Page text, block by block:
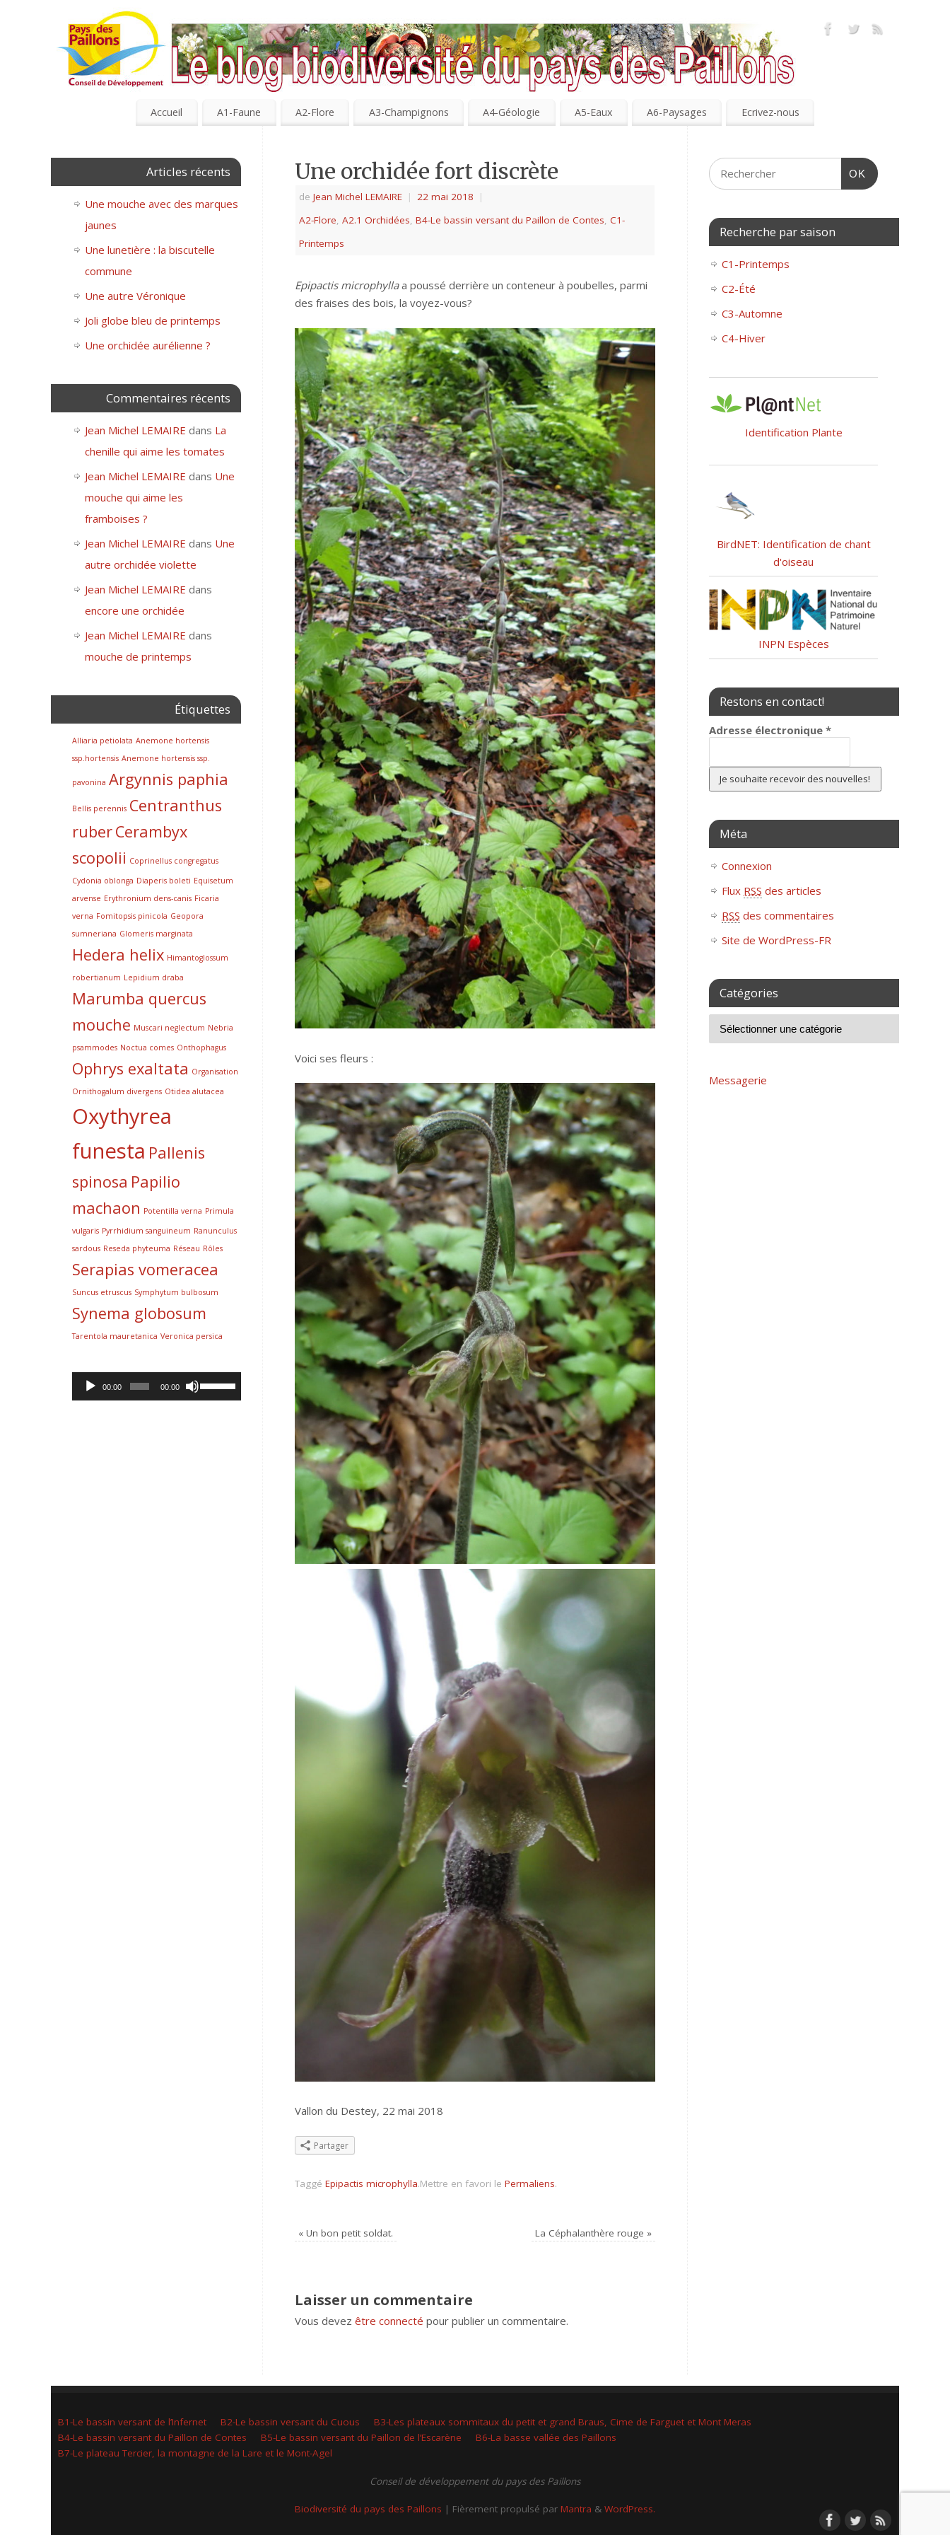
Accueil A1-Faune A2-Flore A3-Champignons A4-Géologie A5-Eaux A6-Paysages Ecrivez-nous
Une orchidée fort discrète
de Jean Michel LEMAIRE | 22 mai 2018
|
A2-Flore, A2.1 Orchidées, B4-Le bassin versant du Paillon de Contes, C1-
Printemps
Epipactis microphyllaa poussé derrière un conteneur à poubelles, parmi
des fraises des bois, la voyez-vous?
Voici ses fleurs :
Vallon du Destey, 22 mai 2018
Partager
Taggé Epipactis microphylla.Mettre en favori le Permaliens.
« Un bon petit soldat. La Céphalanthère rouge »
Laisser un commentaire
Vous devez être connecté pour publier un commentaire.
Articles récents
Une mouche avec des marques
jaunes
Une lunetière : la biscutelle
commune
Une autre Véronique
Joli globe bleu de printemps
Une orchidée aurélienne ?
Commentaires récents
Jean Michel LEMAIRE dans La
chenille qui aime les tomates
Jean Michel LEMAIRE dans Une
mouche qui aime les
framboises ?
Jean Michel LEMAIRE dans Une
autre orchidée violette
Jean Michel LEMAIRE dans
encore une orchidée
Jean Michel LEMAIRE dans
mouche de printemps
Étiquettes
Alliaria petiolata Anemone hortensis
ssp.hortensis Anemone hortensis ssp.
pavonina Argynnis paphia
Bellis perennis Centranthus
ruberCerambyx
scopolii Coprinellus congregatus
Cydonia oblonga Diaperis boleti Equisetum
arvense Erythronium dens-canis Ficaria
verna Fomitopsis pinicola Geopora
sumneriana Glomeris marginata
Hedera helix Himantoglossum
robertianum Lepidium draba
Marumba quercus
mouche Muscari neglectum Nebria
psammodes Noctua comes Onthophagus
Ophrys exaltata Organisation
Ornithogalum divergens Otidea alutacea
Oxythyrea
funesta Pallenis
spinosa Papilio
machaon Potentilla verna Primula
vulgaris Pyrrhidium sanguineum Ranunculus
sardous Reseda phyteuma Réseau Rôles
Serapias vomeracea
Suncus etruscus Symphytum bulbosum
Synema globosum
Tarentola mauretanica Veronica persica
Lecteur
audio
00:00 00:00
les
OK
Recherche par saison
C1-Printemps
C2-Été
C3-Automne
C4-Hiver
Identification Plante
BirdNET: Identification de chant
d'oiseau
INPN Espèces
Restons en contact!
Adresse électronique *
Méta
Connexion
Flux RSS des articles
RSS des commentaires
Site de WordPress-FR
Catégories
Messagerie
B1-Le bassin versant de l’Infernet B2-Le bassin versant du Cuous
B3-Les plateaux sommitaux du petit et grand Braus, Cime de Farguet et Mont Meras
B4-Le bassin versant du Paillon de Contes
B5-Le bassin versant du Paillon de l’Escarène
B6-La basse vallée des Paillons
B7-Le plateau Tercier, la montagne de la Lare et le Mont-Agel
Conseil de développement du pays des Paillons
Biodiversité du pays des Paillons | Fièrement propulsé par Mantra & WordPress.